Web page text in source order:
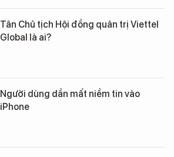
Tân Chủ tịch Hội đồng quản trị Viettel
Global là ai?
Người dùng dần mất niềm tin vào
iPhone